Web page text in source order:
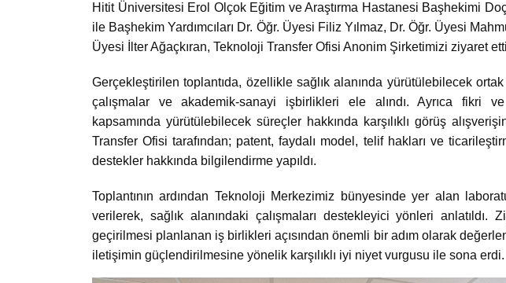
Hitit Üniversitesi Erol Olçok Eğitim ve Araştırma Hastanesi Başhekimi
ile Başhekim Yardımcıları Dr. Öğr. Üyesi Filiz Yılmaz, Dr. Öğr. Üyesi
Üyesi İlter Ağaçkıran, Teknoloji Transfer Ofisi Anonim Şirketimizi ziyaret
Gerçekleştirilen toplantıda, özellikle sağlık alanında yürütülebilecek
çalışmalar ve akademik-sanayi işbirlikleri ele alındı. Ayrıca fikri
kapsamında yürütülebilecek süreçler hakkında karşılıklı görüş
Transfer Ofisi tarafından; patent, faydalı model, telif hakları ve
destekler hakkında bilgilendirme yapıldı.
Toplantının ardından Teknoloji Merkezimiz bünyesinde yer alan
verilerek, sağlık alanındaki çalışmaları destekleyici yönleri anlatıldı.
geçirilmesi planlanan iş birlikleri açısından önemli bir adım olarak
iletişimin güçlendirilmesine yönelik karşılıklı iyi niyet vurgusu ile sona erdi.